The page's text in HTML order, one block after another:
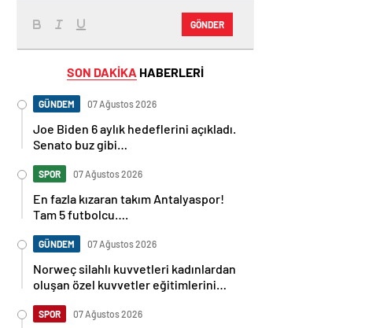
GÖNDER
SON DAKİKA HABERLERİ
GÜNDEM 07 Ağustos 2026
Joe Biden 6 aylık hedeflerini açıkladı.
Senato buz gibi…
SPOR 07 Ağustos 2026
En fazla kızaran takım Antalyaspor!
Tam 5 futbolcu….
GÜNDEM 07 Ağustos 2026
Norweç silahlı kuvvetleri kadınlardan
oluşan özel kuvvetler eğitimlerini
SPOR 07 Ağustos 2026